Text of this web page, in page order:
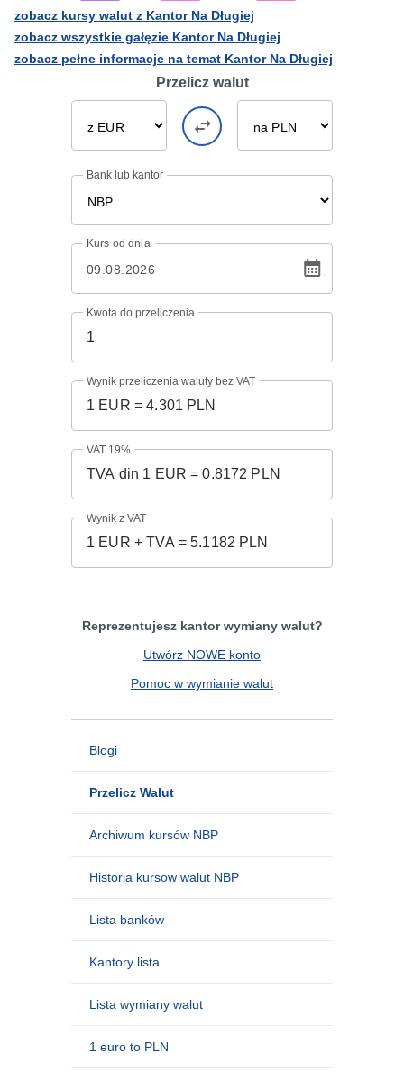
zobacz kursy walut z Kantor Na Długiej
zobacz wszystkie gałęzie Kantor Na Długiej
zobacz pełne informacje na temat Kantor Na Długiej
Przelicz walut
Bank lub kantor
Kurs od dnia
Kwota do przeliczenia
Wynik przeliczenia waluty bez VAT
VAT 19%
Wynik z VAT
Reprezentujesz kantor wymiany walut?
Utwórz NOWE konto
Pomoc w wymianie walut
Blogi
Przelicz Walut
Archiwum kursów NBP
Historia kursow walut NBP
Lista banków
Kantory lista
Lista wymiany walut
1 euro to PLN